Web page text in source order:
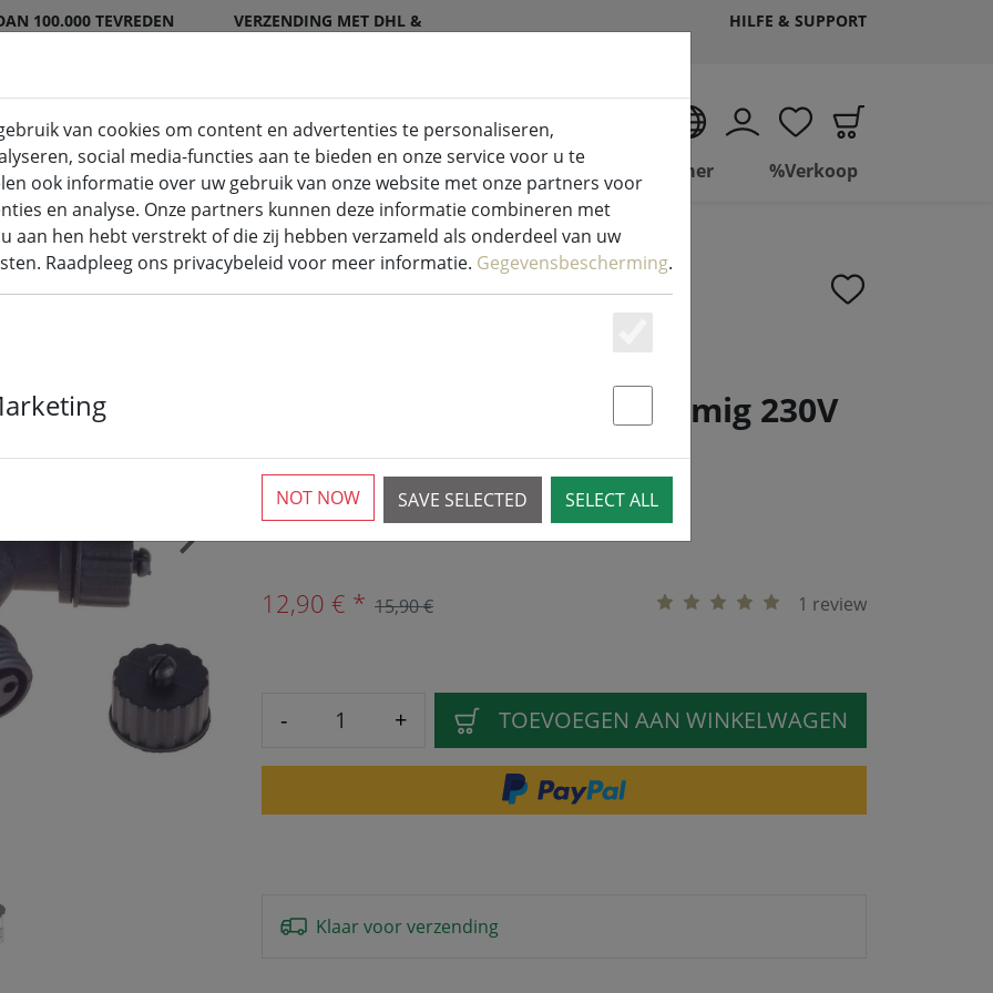
100.000 TEVREDEN
VERZENDING MET DHL &
HILFE & SUPPORT
voor binnen en buiten
Keuken & Voeding Wonen Badkamer %Verkoop
sprookjesverdeelring 5-armig 230V
10 cm zwart
›
Meer dan 10 beschikbaar
1 review
12,90 € * 15,90 €
- + TOEVOEGEN AAN WINKELWAGEN
Klaar voor verzending
van cookies om content en advertenties te personaliseren,
social media-functies aan te bieden en onze service voor u te
ook informatie over uw gebruik van onze website met onze partners voor
en analyse. Onze partners kunnen deze informatie combineren met
aan hen hebt verstrekt of die zij hebben verzameld als onderdeel van uw
Raadpleeg ons privacybeleid voor meer informatie. Gegevensbescherming.
Statstik & Marketing
SAVE SELECTED SELECT ALL
NOT NOW